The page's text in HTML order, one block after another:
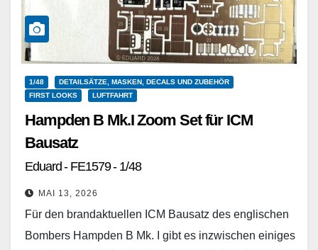
1/48
DETAILSÄTZE, MASKEN, DECALS UND ZUBEHÖR
FIRST LOOKS
LUFTFAHRT
Hampden B Mk.I Zoom Set für ICM
Bausatz
Eduard - FE1579 - 1/48
MAI 13, 2026
Für den brandaktuellen ICM Bausatz des englischen
Bombers Hampden B Mk. I gibt es inzwischen einiges